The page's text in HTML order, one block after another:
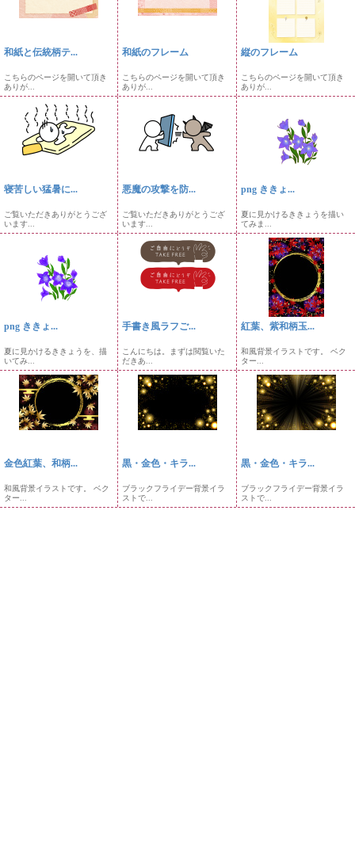
和紙と伝統柄テ...
こちらのページを開いて頂き
ありが...
和紙のフレーム
こちらのページを開いて頂き
ありが...
縦のフレーム
こちらのページを開いて頂き
ありが...
寝苦しい猛暑に...
ご覧いただきありがとうござ
います...
悪魔の攻撃を防...
ご覧いただきありがとうござ
います...
png ききょ...
夏に見かけるききょうを描い
てみま...
png ききょ...
夏に見かけるききょうを、描
いてみ...
手書き風ラフご...
こんにちは。まずは閲覧いた
だきあ...
紅葉、紫和柄玉...
和風背景イラストです。 ベク
ター...
金色紅葉、和柄...
和風背景イラストです。 ベク
ター...
黒・金色・キラ...
ブラックフライデー背景イラ
ストで...
黒・金色・キラ...
ブラックフライデー背景イラ
ストで...